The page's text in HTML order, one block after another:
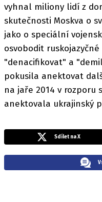
vyhnal miliony lidí z
skutečnosti Moskva o
jako o speciální
osvobodit
"denacifikovat" a
pokusila anektovat
na jaře 2014 v rozporu
anektovala ukrajinský
Sdílet na X